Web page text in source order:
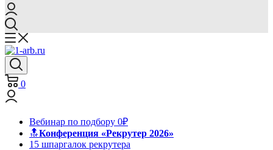
0
Вебинар по подбору 0₽
🔝Конференция «Рекрутер 2026»
15 шпаргалок рекрутера